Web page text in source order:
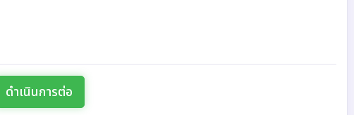
ดำเนินการต่อ